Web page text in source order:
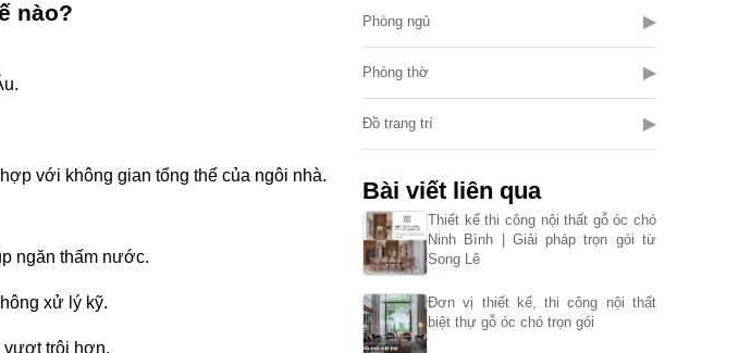
nào?
với không gian tổng thể của ngôi nhà.
ngăn thấm nước.
xử lý kỹ.
vượt trội hơn.
Phòng ngủ ▶
Phòng thờ ▶
Đồ trang trí ▶
Bài viết liên qua
Thiết kế thi công nội thất gỗ óc chó
Ninh Bình | Giải pháp trọn gói từ
Song Lê
Đơn vị thiết kế, thi công nội thất
biệt thự gỗ óc chó trọn gói